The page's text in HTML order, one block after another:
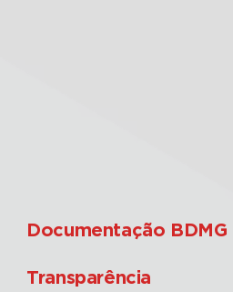
Documentação BDMG
Transparência